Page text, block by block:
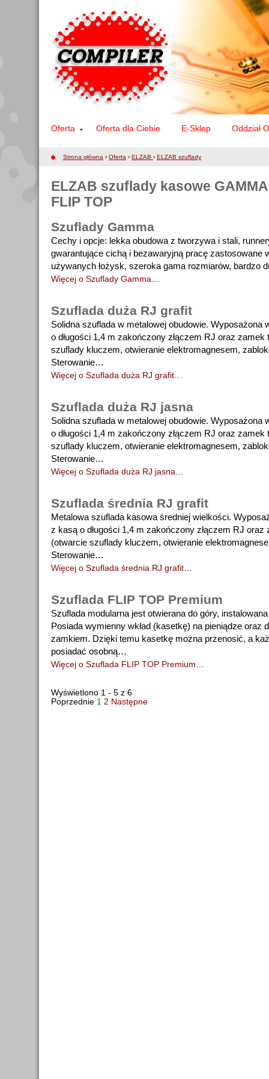
Oferta Oferta dla Ciebie E-Sklep Oddział
Strona główna › Oferta › ELZAB › ELZAB szuflady
ELZAB szuflady kasowe
FLIP TOP
Szuflady Gamma
Cechy i opcje: lekka obudowa z tworzywa i stali,
gwarantujące cichą i bezawaryjną pracę zastosowane
używanych łożysk, szeroka gama rozmiarów, bardzo
Więcej o Szuflady Gamma…
Szuflada duża RJ grafit
Solidna szuflada w metalowej obudowie. Wyposażona
o długości 1,4 m zakończony złączem RJ oraz
szuflady kluczem, otwieranie elektromagnesem,
Sterowanie…
Więcej o Szuflada duża RJ grafit…
Szuflada duża RJ jasna
Solidna szuflada w metalowej obudowie. Wyposażona
o długości 1,4 m zakończony złączem RJ oraz
szuflady kluczem, otwieranie elektromagnesem,
Sterowanie…
Więcej o Szuflada duża RJ jasna…
Szuflada średnia RJ grafit
Metalowa szuflada kasowa średniej wielkości.
z kasą o długości 1,4 m zakończony złączem RJ
(otwarcie szuflady kluczem, otwieranie
Sterowanie…
Więcej o Szuflada średnia RJ grafit…
Szuflada FLIP TOP Premium
Szuflada modularna jest otwierana do góry,
Posiada wymienny wkład (kasetkę) na pieniądze oraz
zamkiem. Dzięki temu kasetkę można przenosić, a
posiadać osobną…
Więcej o Szuflada FLIP TOP Premium…
Wyświetlono 1 - 5 z 6
Poprzednie 1 2 Następne